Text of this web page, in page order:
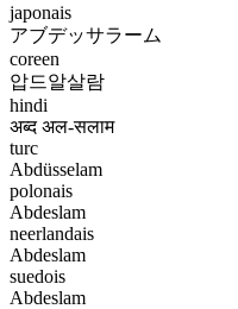
japonais
アブデッサラーム
coreen
압드알살람
hindi
अब्द अल-सलाम
turc
Abdüsselam
polonais
Abdeslam
neerlandais
Abdeslam
suedois
Abdeslam